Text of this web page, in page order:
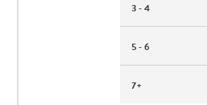
3 - 4
5 - 6
7+